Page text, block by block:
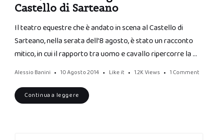
Castello di Sarteano
Il teatro equestre che è andato in scena al Castello di
Sarteano, nella serata dell’8 agosto, è stato un racconto
mitico, in cui il rapporto tra uomo e cavallo ripercorre la …
Alessio Banini 10 Agosto 2014 Like it 1.2K Views 1 Comment
Continua a leggere